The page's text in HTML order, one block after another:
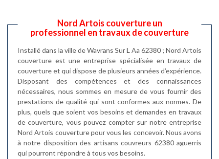
Nord Artois couverture un
professionnel en travaux de couverture
Installé dans la ville de Wavrans Sur L Aa 62380 ; Nord Artois
couverture est une entreprise spécialisée en travaux de
couverture et qui dispose de plusieurs années d’expérience.
Disposant des compétences et des connaissances
nécessaires, nous sommes en mesure de vous fournir des
prestations de qualité qui sont conformes aux normes. De
plus, quels que soient vos besoins et demandes en travaux
de couverture, vous pouvez compter sur notre entreprise
Nord Artois couverture pour vous les concevoir. Nous avons
à notre disposition des artisans couvreurs 62380 aguerris
qui pourront répondre à tous vos besoins.